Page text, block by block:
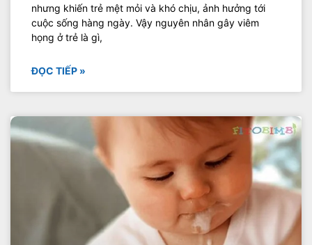
nhưng khiến trẻ mệt mỏi và khó chịu, ảnh hưởng tới
cuộc sống hàng ngày. Vậy nguyên nhân gây viêm
họng ở trẻ là gì,
ĐỌC TIẾP »